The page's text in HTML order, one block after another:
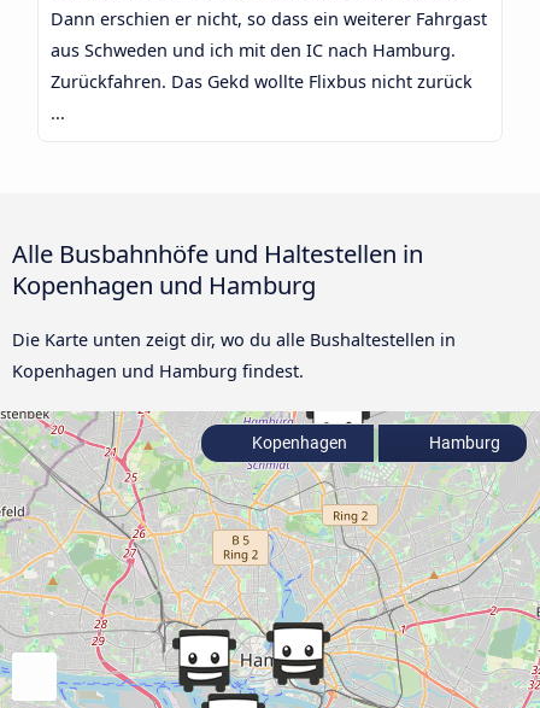
Dann erschien er nicht, so dass ein weiterer Fahrgast
aus Schweden und ich mit den IC nach Hamburg.
Zurückfahren. Das Gekd wollte Flixbus nicht zurück
...
Alle Busbahnhöfe und Haltestellen in
Kopenhagen und Hamburg
Die Karte unten zeigt dir, wo du alle Bushaltestellen in
Kopenhagen und Hamburg findest.
Kopenhagen Hamburg